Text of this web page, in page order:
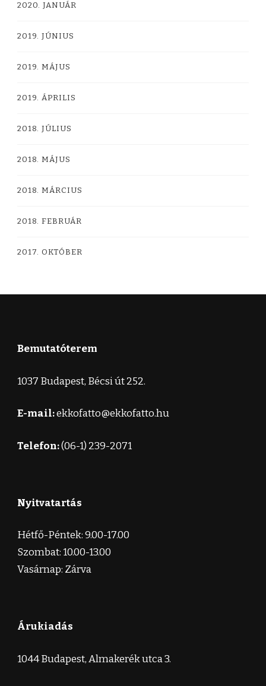
2020. JANUÁR
2019. JÚNIUS
2019. MÁJUS
2019. ÁPRILIS
2018. JÚLIUS
2018. MÁJUS
2018. MÁRCIUS
2018. FEBRUÁR
2017. OKTÓBER
Bemutatóterem
1037 Budapest, Bécsi út 252.
E-mail:ekkofatto@ekkofatto.hu
Telefon:(06-1) 239-2071
Nyitvatartás
Hétfő-Péntek: 9.00-17.00
Szombat: 10.00-13.00
Vasárnap: Zárva
Árukiadás
1044 Budapest, Almakerék utca 3.